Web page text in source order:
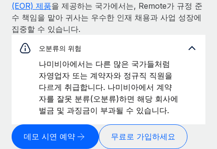
(EOR) 제품을 제공하는 국가에서는, Remote가 규정 준
수 책임을 맡아 귀사는 우수한 인재 채용과 사업 성장에
집중할 수 있습니다.
오분류의 위험
나미비아에서는 다른 많은 국가들처럼
자영업자 또는 계약자와 정규직 직원을
다르게 취급합니다. 나미비아에서 계약
자를 잘못 분류(오분류)하면 해당 회사에
벌금 및 과징금이 부과될 수 있습니다.
데모 시연 예약 무료로 가입하세요